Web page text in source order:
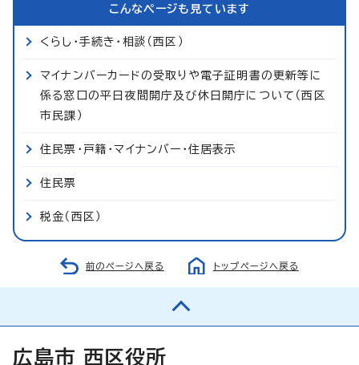
こんなページも見ています
くらし・手続き・相談（西区）
マイナンバーカードの受取りや電子証明書の更新等に
係る窓口の平日夜間開庁及び休日開庁について（西区
市民課）
住民票・戸籍・マイナンバー・住居表示
住民票
税金（西区）
前のページへ戻る トップページへ戻る
広島市 西区役所